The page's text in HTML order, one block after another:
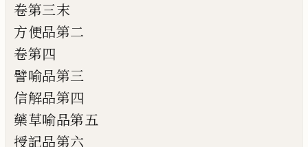
卷第三末
方便品第二
卷第四
譬喻品第三
信解品第四
藥草喻品第五
授記品第六